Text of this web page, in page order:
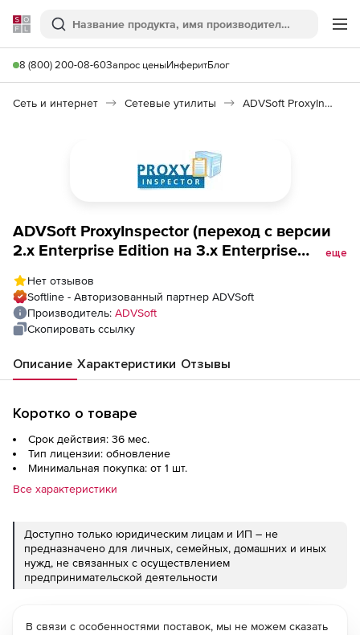
Softline
Поиск
8 (800) 200-08-60Запрос ценыИнферитБлог
Сеть и интернет Сетевые утилиты ADVSoft ProxyInspector
ADVSoft ProxyInspector (переход с версии
2.x Enterprise Edition на 3.x Enterprise
еще
Нет отзывов
Softline - Авторизованный партнер ADVSoft
Производитель: ADVSoft
Скопировать ссылку
Описание Характеристики Отзывы
Коротко о товаре
Срок действия: 36 мес.
Тип лицензии: обновление
Минимальная покупка: от 1 шт.
Все характеристики
Доступно только юридическим лицам и ИП – не
предназначено для личных, семейных, домашних и иных
нужд, не связанных с осуществлением
предпринимательской деятельности
В связи с особенностями поставок, мы не можем сказать